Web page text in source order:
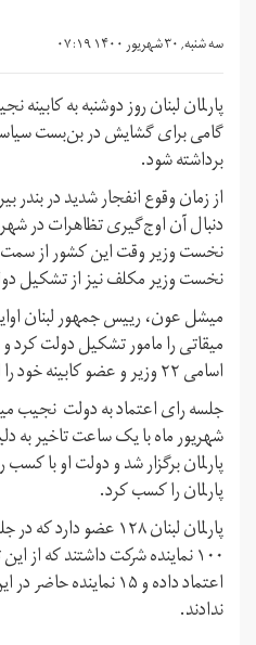
سه شنبه, ۳۰ شهریور ۱۴۰۰ ۰۷:۱۹
پارلمان لبنان روز دوشنبه به کابینه
گامی برای گشایش در بن‌بست
برداشته شود.
از زمان وقوع انفجار شدید در
دنبال آن اوج‌گیری تظاهرات در
نخست وزیر وقت این کشور از سمت
نخست وزیر مکلف نیز از تشکیل
میشل عون، رییس جمهور لبنان
میقاتی را مامور تشکیل دولت کرد
اسامی ۲۲ وزیر و عضو کابینه خود را اعلام کرد.
جلسه رای اعتماد به دولت نجیب
شهریور ماه با یک ساعت تاخیر به
پارلمان را کسب کرد.
پارلمان لبنان ۱۲۸
اعتماد داده و ۱۵
ندادند.